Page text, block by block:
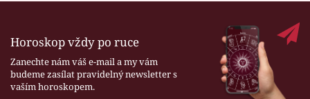
Horoskop vždy po ruce
Zanechte nám váš e-mail a my vám
budeme zasílat pravidelný newsletter s
vaším horoskopem.